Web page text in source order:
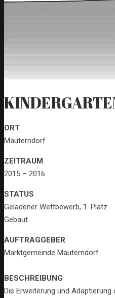
ORT
Mauterndorf
ZEITRAUM
2015 – 2016
STATUS
Geladener Wettbewerb, 1. Platz
Gebaut
AUFTRAGGEBER
Marktgemeinde Mauterndorf
BESCHREIBUNG
Die Erweiterung und